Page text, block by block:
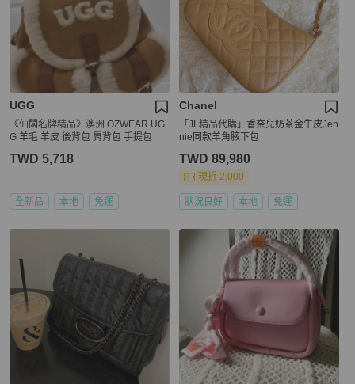
UGG
《仙闆名牌精品》澳洲 OZWEAR UG
G 羊毛 羊皮 後背包 肩背包 手提包
TWD 5,718
全新品 本地 免運
Chanel
「JL精品代購」香奈兒奶茶金牛皮Jen
nie同款羊角腋下包
TWD 89,980
現折 2,000
狀況良好 本地 免運